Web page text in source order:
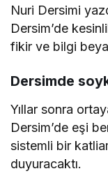
Nuri Dersimi
Dersim’de
fikir ve bilgi
Dersimde
Yıllar sonra
Dersim’de eşi
sistemli bir
duyuracaktı.